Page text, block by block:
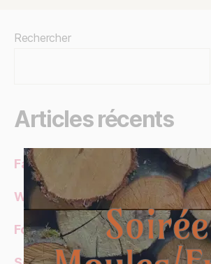
Rechercher
Articles récents
Family Gathering
Wine Degustation
Forest AdventuresSoirée